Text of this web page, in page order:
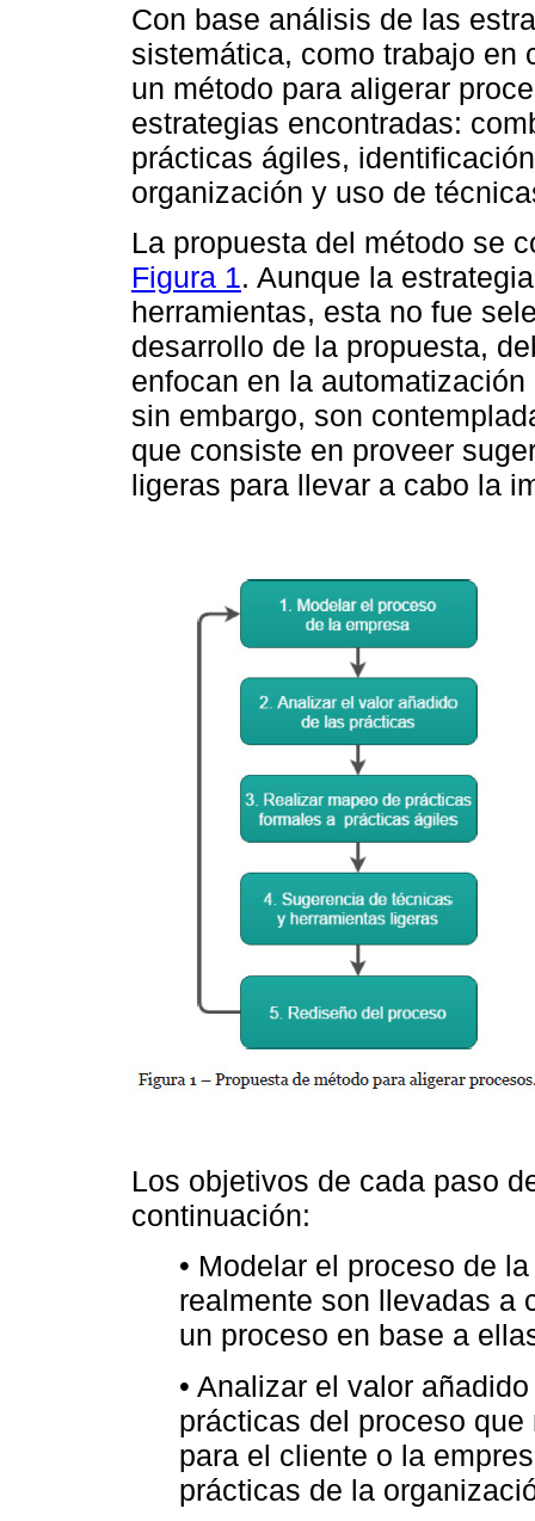
Con base análisis de las
sistemática, como trabajo en
un método para aligerar
estrategias encontradas:
prácticas ágiles,
organización y uso de
La propuesta del método se
Figura 1. Aunque la
herramientas, esta no fue
desarrollo de la propuesta,
enfocan en la
sin embargo, son
que consiste en proveer
ligeras para llevar a cabo la
Los objetivos de cada paso
continuación:
• Modelar el proceso de
realmente son llevadas a
un proceso en base a
• Analizar el valor
prácticas del proceso
para el cliente o la
prácticas de la